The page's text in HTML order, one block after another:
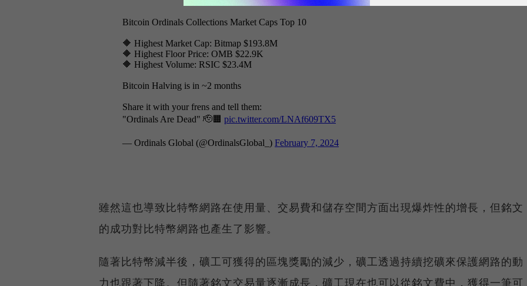
雖然這也導致比特幣網路在使用量、交易費和儲存空間方面出現爆炸性的增長，但銘文
的成功對比特幣網路也產生了影響。
隨著比特幣減半後，礦工可獲得的區塊獎勵的減少，礦工透過持續挖礦來保護網路的動
力也跟著下降。但隨著銘文交易量逐漸成長，礦工現在也可以從銘文費中，獲得一筆可